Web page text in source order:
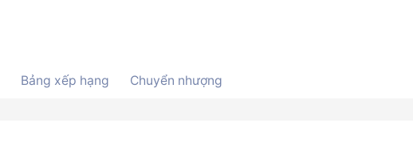
Bảng xếp hạng Chuyển nhượng